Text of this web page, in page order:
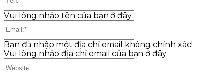
Vui lòng nhập tên của bạn ở đây
Bạn đã nhập một địa chỉ email không chính xác!
Vui lòng nhập địa chỉ email của bạn ở đây